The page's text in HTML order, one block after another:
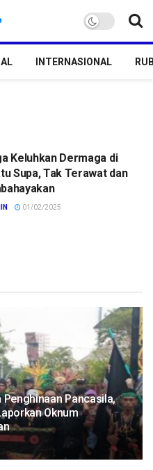
INTERNASIONAL
Keluhkan Dermaga di
Supa, Tak Terawat dan
01/02/2025
Pancasila,
Oknum